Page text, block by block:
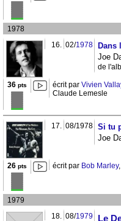
1978
16. 02/1978
Dans
Joe
de
36 pts écrit par Vivien
Claude Lemesle
17. 08/1978 Si tu
Joe
26 pts écrit par Bob Marley
1979
18. 08/1979
Le